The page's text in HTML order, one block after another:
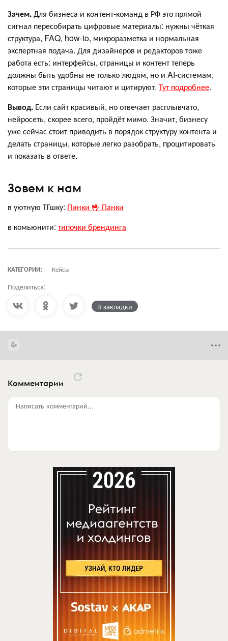
Зачем.Для бизнеса и контент-команд в РФ это прямой
сигнал пересобирать цифровые материалы: нужны чёткая
структура, FAQ, how-to, микроразметка и нормальная
экспертная подача. Для дизайнеров и редакторов тоже
работа есть: интерфейсы, страницы и контент теперь
должны быть удобны не только людям, но и AI-системам,
которые эти страницы читают и цитируют. Тут подробнее.
Вывод. Если сайт красивый, но отвечает расплывчато,
нейросеть, скорее всего, пройдёт мимо. Значит, бизнесу
уже сейчас стоит приводить в порядок структуру контента и
делать страницы, которые легко разобрать, процитировать
и показать в ответе.
Зовем к нам
в уютную ТГшку: Пинки 🤟 Панки
в комьюнити: типочки брендинга
КАТЕГОРИИ: Кейсы
Поделиться:
В закладки
Комментарии
Написать комментарий...